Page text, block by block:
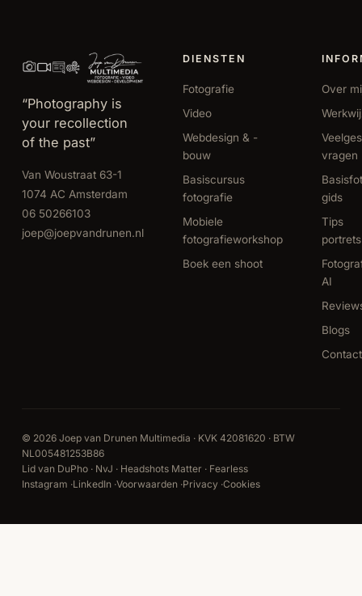
“Photography is
your recollection
of the past”
Van Woustraat 63-1
1074 AC Amsterdam
06 50266103
joep@joepvandrunen.nl
DIENSTEN
Fotografie
Video
Webdesign & -
bouw
Basiscursus
fotografie
Mobiele
fotografieworkshop
Boek een shoot
Over
vragen
gids
Tips
AI
Blogs
Contact
© 2026 Joep van Drunen Multimedia · KVK 42081620 · BTW
NL005481253B86
Lid van DuPho · NvJ · Headshots Matter · Fearless
Instagram ·LinkedIn ·Voorwaarden ·Privacy ·Cookies